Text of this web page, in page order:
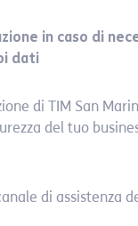
in caso di
dati
di TIM San
del tuo
di assistenza